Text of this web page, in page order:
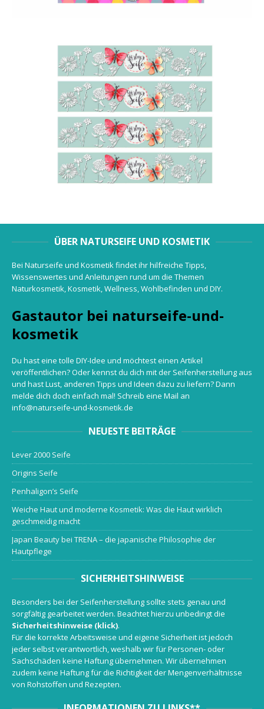
ÜBER NATURSEIFE UND KOSMETIK
Bei Naturseife und Kosmetik findet ihr hilfreiche Tipps,
Wissenswertes und Anleitungen rund um die Themen
Naturkosmetik, Kosmetik, Wellness, Wohlbefinden und DIY.
Gastautor bei naturseife-und-
kosmetik
Du hast eine tolle DIY-Idee und möchtest einen Artikel
veröffentlichen? Oder kennst du dich mit der Seifenherstellung aus
und hast Lust, anderen Tipps und Ideen dazu zu liefern? Dann
melde dich doch einfach mal! Schreib eine Mail an
info@naturseife-und-kosmetik.de
NEUESTE BEITRÄGE
Lever 2000 Seife
Origins Seife
Penhaligon’s Seife
Weiche Haut und moderne Kosmetik: Was die Haut wirklich
geschmeidig macht
Japan Beauty bei TRENA – die japanische Philosophie der
Hautpflege
SICHERHEITSHINWEISE
Besonders bei der Seifenherstellung sollte stets genau und
sorgfältig gearbeitet werden. Beachtet hierzu unbedingt die
Sicherheitshinweise (klick).
Für die korrekte Arbeitsweise und eigene Sicherheit ist jedoch
jeder selbst verantwortlich, weshalb wir für Personen- oder
Sachschäden keine Haftung übernehmen. Wir übernehmen
zudem keine Haftung für die Richtigkeit der Mengenverhältnisse
von Rohstoffen und Rezepten.